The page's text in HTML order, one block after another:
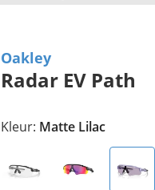
Oakley
Radar EV Path
Kleur: Matte Lilac